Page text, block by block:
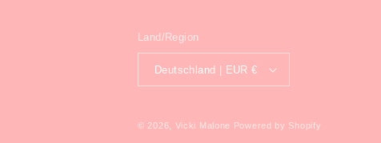
Land/Region
Deutschland | EUR €
© 2026, Vicki Malone Powered by Shopify